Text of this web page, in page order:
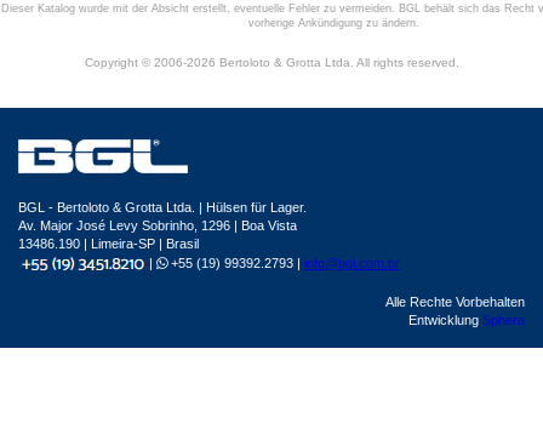
Dieser Katalog wurde mit der Absicht erstellt, eventuelle Fehler zu vermeiden. BGL behält sich das Recht
vorherige Ankündigung zu ändern.
Copyright © 2006-2026 Bertoloto & Grotta Ltda. All rights reserved.
BGL - Bertoloto & Grotta Ltda. | Hülsen für Lager.
Av. Major José Levy Sobrinho, 1296 | Boa Vista
13486.190 | Limeira-SP | Brasil
|
+55 (19) 99392.2793 | info@bgl.com.br
Alle Rechte Vorbehalten
Entwicklung Sphera